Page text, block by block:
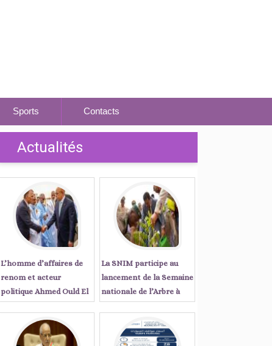
Sports Contacts
Actualités
L’homme d’affaires de
renom et acteur
politique Ahmed Ould El
années qui ont changé le
visage de la Mauritanie
La SNIM participe au
lancement de la Semaine
nationale de l’Arbre à